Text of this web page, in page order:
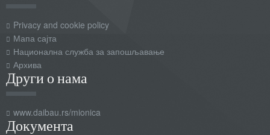
Privacy and cookie policy
Мапа сајта
Национална служба за запошљавање
Архива
Други о нама
www.daibau.rs/mionica
Документа